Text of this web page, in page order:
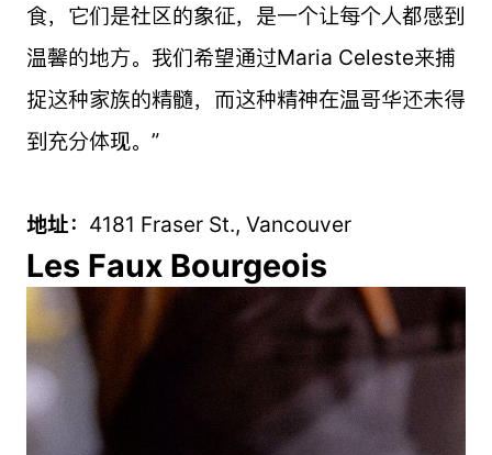
食，它们是社区的象征，是一个让每个人都感到
温馨的地方。我们希望通过Maria Celeste来捕
捉这种家族的精髓，而这种精神在温哥华还未得
到充分体现。”
地址： 4181 Fraser St., Vancouver
Les Faux Bourgeois